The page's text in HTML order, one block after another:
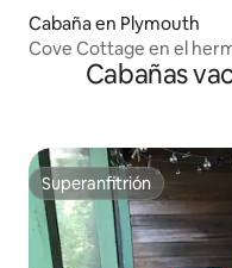
Cabaña en Plymouth
Cove Cottage en el
Cabañas
Superanfitrión
Superanfitrión